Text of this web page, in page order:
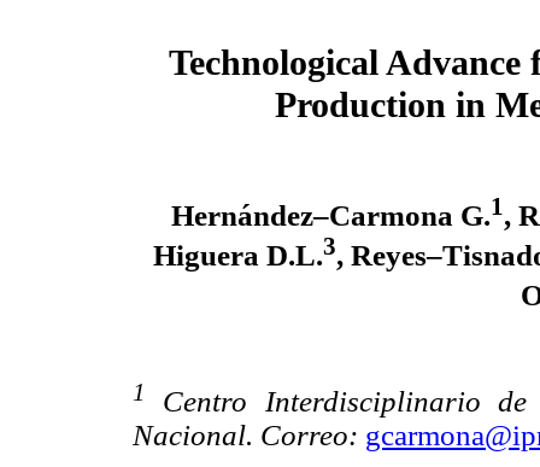
Technological Advance
Production in
Hernández–Carmona G.1,
Higuera D.L.3,
1
Centro Interdisciplinario
Nacional. Correo: